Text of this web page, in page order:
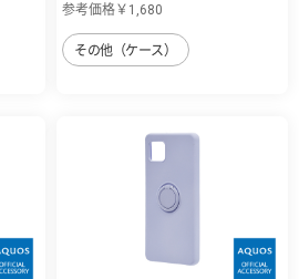
参考価格￥1,680
その他（ケース）